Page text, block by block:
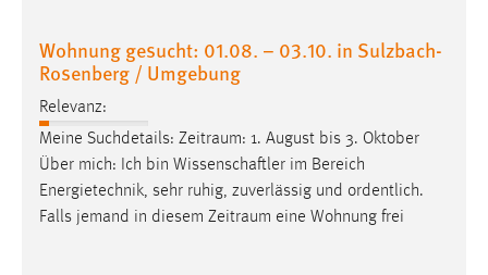
Wohnung gesucht: 01.08. – 03.10. in Sulzbach-
Rosenberg / Umgebung
Relevanz:
Meine Suchdetails: Zeitraum: 1. August bis 3. Oktober
Über mich: Ich bin Wissenschaftler im Bereich
Energietechnik, sehr ruhig, zuverlässig und ordentlich.
Falls jemand in diesem Zeitraum eine Wohnung frei
Das Cookie speichert die gewählte Sprache der Website.
Cookie Laufzeit:
Chat